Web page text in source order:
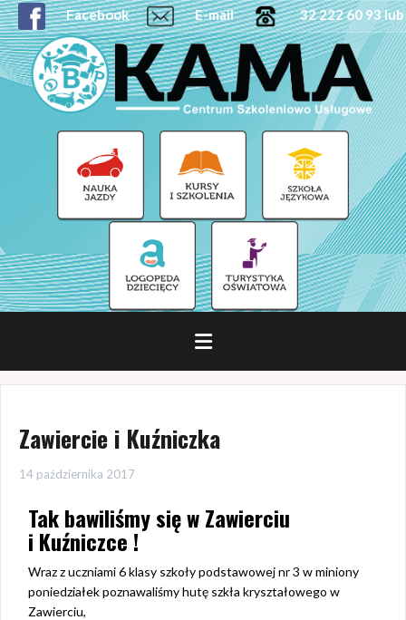
Facebook E-mail 32 222 60 93
Zawiercie i Kuźniczka
14 października 2017
Tak bawiliśmy się w Zawierciu
i Kuźniczce !
Wraz z uczniami 6 klasy szkoły podstawowej nr 3 w miniony
poniedziałek poznawaliśmy hutę szkła kryształowego w
Zawierciu,